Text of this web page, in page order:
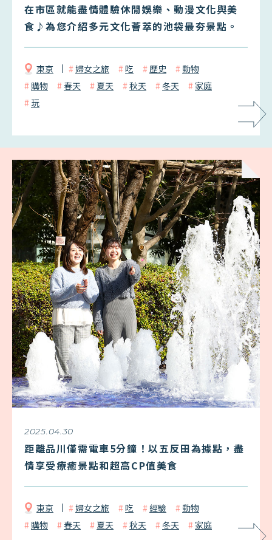
在市區就能盡情體驗休閒娛樂、動漫文化與美
食♪為您介紹多元文化薈萃的池袋最夯景點。
東京 婦女之旅 吃 歷史
動物
購物
春天 夏天 秋天 冬天
家庭
玩
2025.04.30
距離品川僅需電車5分鐘！以五反田為據點，盡
情享受療癒景點和超高CP值美食
東京 婦女之旅 吃 經驗
動物
購物
春天 夏天 秋天 冬天 家庭